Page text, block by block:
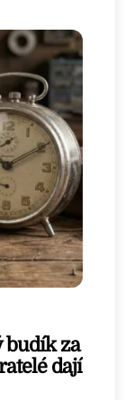
budík za
dají